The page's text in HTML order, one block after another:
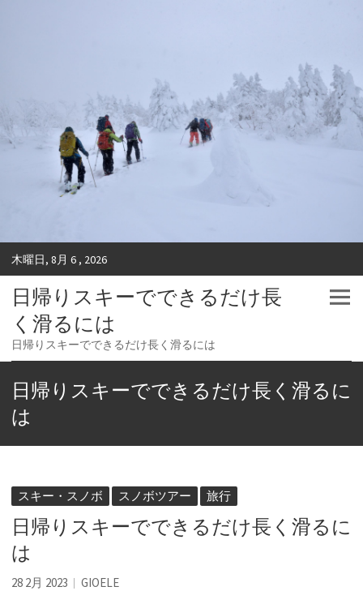
木曜日, 8月 6 , 2026
日帰りスキーでできるだけ長
く滑るには
日帰りスキーでできるだけ長く滑るには
日帰りスキーでできるだけ長く滑るに
は
スキー・スノボ スノボツアー 旅行
日帰りスキーでできるだけ長く滑るに
は
28 2月 2023 GIOELE